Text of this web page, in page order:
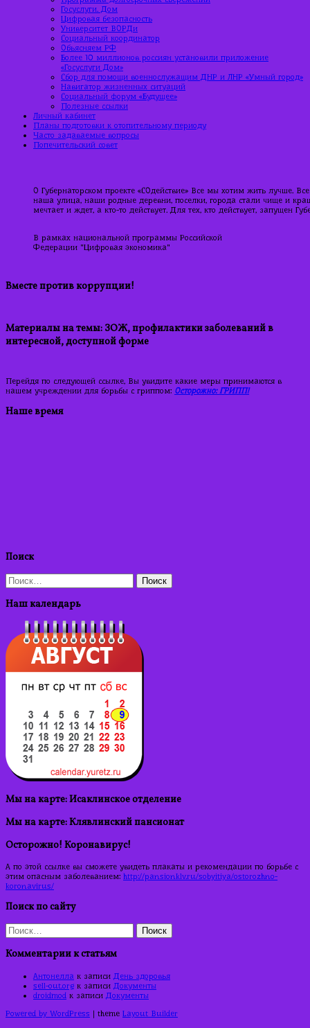
Госуслуги. Дом
Цифровая безопасность
Университет ВОРДи
Социальный координатор
Объясняем РФ
Более 10 миллионов россиян установили приложение
«Госуслуги Дом»
Сбор для помощи военнослужащим ДНР и ЛНР «Умный город»
Навигатор жизненных ситуаций
Социальный форум «Будущее»
Полезные ссылки
Личный кабинет
Планы подготовки к отопительному периоду
Часто задаваемые вопросы
Попечительский совет
О Губернаторском проекте «СОдействие» Все мы хотим жить лучше.
наша улица, наши родные деревни, поселки, города стали чище и
мечтает и ждет, а кто-то действует. Для тех, кто действует, запущен
В рамках национальной программы Российской
Федерации "Цифровая экономика"
Вместе против коррупции!
Материалы на темы: ЗОЖ, профилактики заболеваний в
интересной, доступной форме
Перейдя по следующей ссылке, Вы увидите какие меры принимаются в
нашем учреждении для борьбы с гриппом: Осторожно: ГРИПП!
Наше время
Поиск
Найти:
Наш календарь
Мы на карте: Исаклинское отделение
Мы на карте: Клявлинский пансионат
Осторожно! Коронавирус!
А по этой ссылке вы сможете увидеть плакаты и рекомендации по борьбе с
этим опасным заболеванием: http://pansionklv.ru/sobyitiya/ostorozhno-
koronavirus/
Поиск по сайту
Найти:
Комментарии к статьям
Антонелла к записи День здоровья
sell-out.org к записи Документы
droidmod к записи Документы
Powered by WordPress | theme Layout Builder